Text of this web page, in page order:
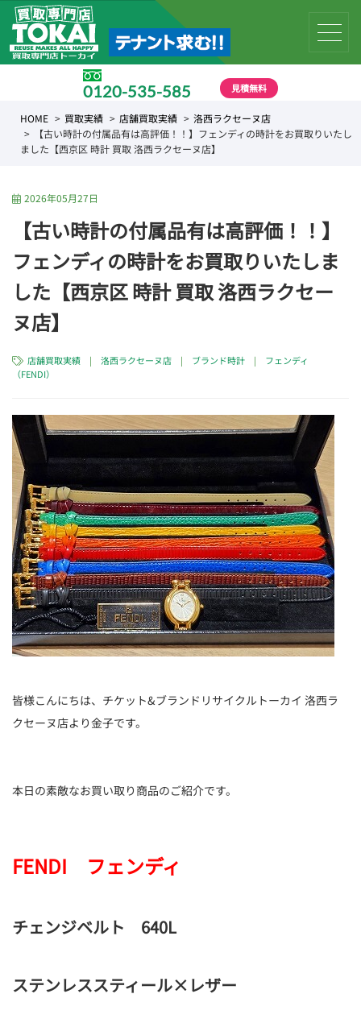
0120-535-585 見積無料
HOME 買取実績 店舗買取実績
洛西ラクセーヌ店
【古い時計の付属品有は高評価！！】フェンディの時計をお買取りいたし
ました【西京区 時計 買取 洛西ラクセーヌ店】
2026年05月27日
【古い時計の付属品有は高評価！！】
フェンディの時計をお買取りいたしま
した【西京区 時計 買取 洛西ラクセー
ヌ店】
店舗買取実績 |洛西ラクセーヌ店 | ブランド時計 | フェンディ
（FENDI）
皆様こんにちは、チケット&ブランドリサイクルトーカイ 洛西ラ
クセーヌ店より金子です。
本日の素敵なお買い取り商品のご紹介です。
FENDI フェンディ
チェンジベルト 640L
ステンレススティール×レザー